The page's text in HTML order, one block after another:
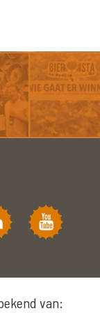
van: